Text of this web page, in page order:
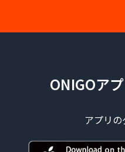
ONIGOア
アプリ